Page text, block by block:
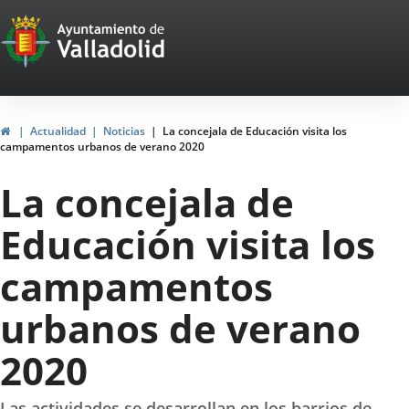
Portal
Web
del
Ayuntamiento
de
Valladolid
HomeActualidad Noticias
La concejala de Educación visita los
campamentos urbanos de verano 2020
La concejala de
Educación visita los
campamentos
urbanos de verano
2020